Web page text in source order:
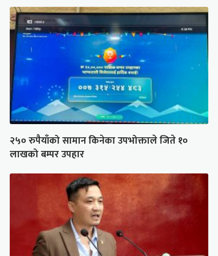
२५० रुपैयाँको सामान किनेका उपभोक्ताले जिते १०
लाखको बम्पर उपहार